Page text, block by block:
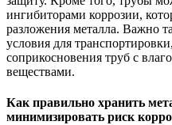
ингибиторами коррозии,
разложения металла. Важно
условия для
соприкосновения труб с
веществами.
Как правильно хранить
минимизировать риск